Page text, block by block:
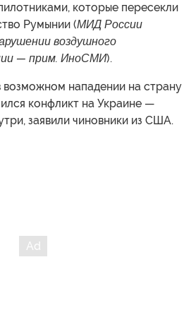
которые пересекли
Румынии (МИД России
воздушного
— прим. ИноСМИ).
возможном нападении на страну
конфликт на Украине —
заявили чиновники из США.